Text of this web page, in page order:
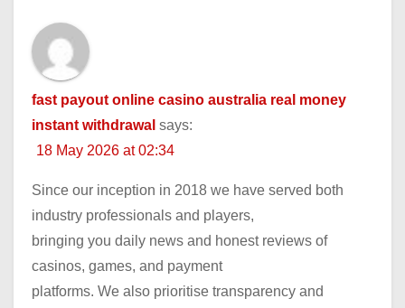
fast payout online casino australia real money
instant withdrawal says:
18 May 2026 at 02:34
Since our inception in 2018 we have served both
industry professionals and players,
bringing you daily news and honest reviews of
casinos, games, and payment
platforms. We also prioritise transparency and